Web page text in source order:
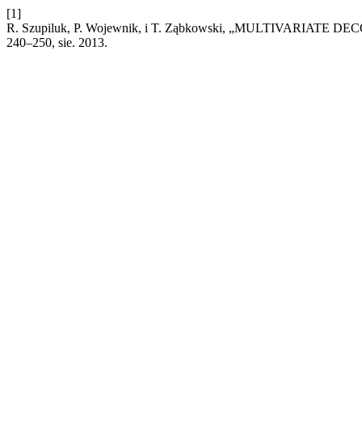
[1]
R. Szupiluk, P. Wojewnik, i T. Ząbkowski, „MULTIVARIATE
240–250, sie. 2013.